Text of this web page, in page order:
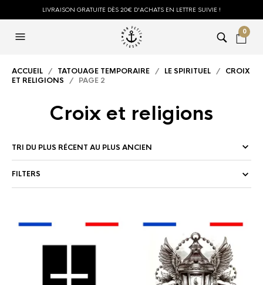
LIVRAISON GRATUITE DÈS 20€ D'ACHATS EN LETTRE SUIVIE !
0
ACCUEIL / TATOUAGE TEMPORAIRE / LE SPIRITUEL / CROIX
ET RELIGIONS / PAGE 2
Croix et religions
FILTERS